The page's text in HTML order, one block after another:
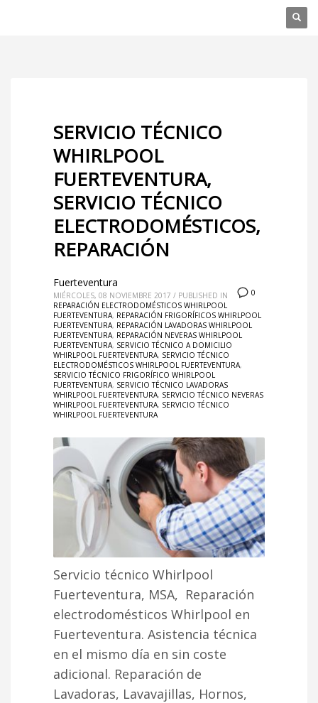
SERVICIO TÉCNICO
WHIRLPOOL
FUERTEVENTURA,
SERVICIO TÉCNICO
ELECTRODOMÉSTICOS,
REPARACIÓN
0
Fuerteventura
MIÉRCOLES, 08 NOVIEMBRE 2017 / PUBLISHED IN
REPARACIÓN ELECTRODOMÉSTICOS WHIRLPOOL
FUERTEVENTURA, REPARACIÓN FRIGORÍFICOS WHIRLPOOL
FUERTEVENTURA, REPARACIÓN LAVADORAS WHIRLPOOL
FUERTEVENTURA, REPARACIÓN NEVERAS WHIRLPOOL
FUERTEVENTURA, SERVICIO TÉCNICO A DOMICILIO
WHIRLPOOL FUERTEVENTURA, SERVICIO TÉCNICO
ELECTRODOMÉSTICOS WHIRLPOOL FUERTEVENTURA,
SERVICIO TÉCNICO FRIGORÍFICO WHIRLPOOL
FUERTEVENTURA, SERVICIO TÉCNICO LAVADORAS
WHIRLPOOL FUERTEVENTURA, SERVICIO TÉCNICO NEVERAS
WHIRLPOOL FUERTEVENTURA, SERVICIO TÉCNICO
WHIRLPOOL FUERTEVENTURA
Servicio técnico Whirlpool
Fuerteventura, MSA, Reparación
electrodomésticos Whirlpool en
Fuerteventura. Asistencia técnica
en el mismo día en sin coste
adicional. Reparación de
Lavadoras, Lavavajillas, Hornos,